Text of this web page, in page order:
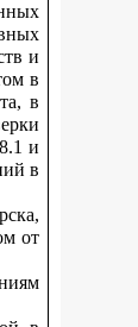
и
в
в
и
в
от